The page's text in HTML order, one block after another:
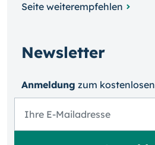
Seite weiterempfehlen
Newsletter
Anmeldung zum kosten­losen